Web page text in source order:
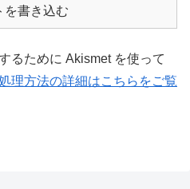
を書き込む
るために Akismet を使って
理方法の詳細はこちらをご覧